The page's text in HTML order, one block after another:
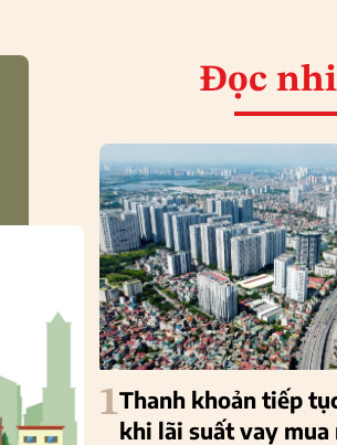
Đọc
1Thanh khoản tiếp
khi lãi suất vay mua